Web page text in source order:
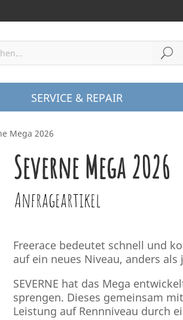
SERVICE & REPAIR
Mega 2026
Severne Mega 2026
Anfrageartikel
Freerace bedeutet schnell und
auf ein neues Niveau, anders als
SEVERNE hat das Mega
sprengen. Dieses gemeinsam
Leistung auf Rennniveau durch